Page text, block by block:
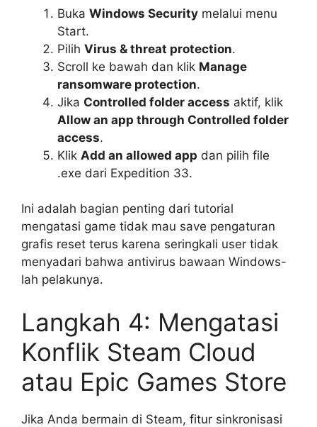
Buka Windows Security melalui menu
Start.
Pilih Virus & threat protection.
Scroll ke bawah dan klik Manage
ransomware protection.
Jika Controlled folder access aktif, klik
Allow an app through Controlled folder
access.
Klik Add an allowed app dan pilih file
.exe dari Expedition 33.
Ini adalah bagian penting dari tutorial
mengatasi game tidak mau save pengaturan
grafis reset terus karena seringkali user tidak
menyadari bahwa antivirus bawaan Windows-
lah pelakunya.
Langkah 4: Mengatasi
Konflik Steam Cloud
atau Epic Games Store
Jika Anda bermain di Steam, fitur sinkronisasi